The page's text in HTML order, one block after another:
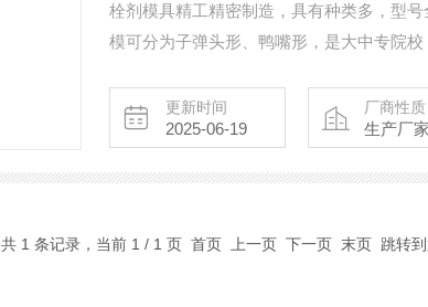
栓剂模具精工精密制造，具有种类多，型
模可分为子弹头形、鸭嘴形，是大中专院
更新时间
2025-06-19
厂商性质
生产厂家
共 1 条记录，当前 1 / 1 页 首页 上一页 下一页 末页 跳转